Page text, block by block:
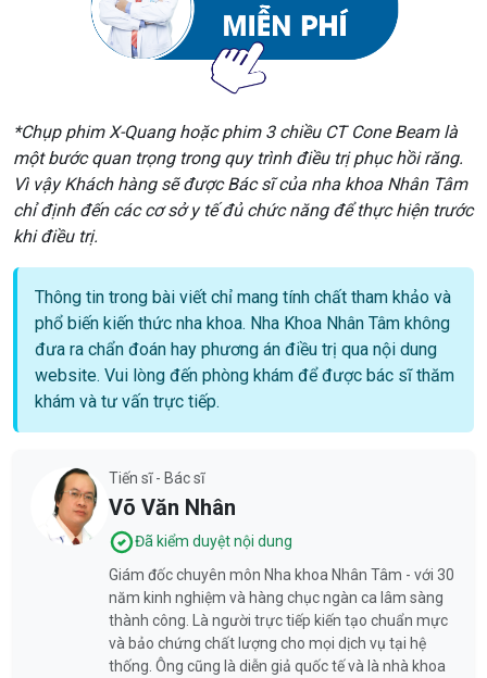
*Chụp phim X-Quang hoặc phim 3 chiều CT Cone Beam là
một bước quan trọng trong quy trình điều trị phục hồi răng.
Vì vậy Khách hàng sẽ được Bác sĩ của nha khoa Nhân Tâm
chỉ định đến các cơ sở y tế đủ chức năng để thực hiện trước
khi điều trị.
Thông tin trong bài viết chỉ mang tính chất tham khảo và
phổ biến kiến thức nha khoa. Nha Khoa Nhân Tâm không
đưa ra chẩn đoán hay phương án điều trị qua nội dung
website. Vui lòng đến phòng khám để được bác sĩ thăm
khám và tư vấn trực tiếp.
Tiến sĩ - Bác sĩ
Võ Văn Nhân
Đã kiểm duyệt nội dung
Giám đốc chuyên môn Nha khoa Nhân Tâm - với 30
năm kinh nghiệm và hàng chục ngàn ca lâm sàng
thành công. Là người trực tiếp kiến tạo chuẩn mực
và bảo chứng chất lượng cho mọi dịch vụ tại hệ
thống. Ông cũng là diễn giả quốc tế và là nhà khoa